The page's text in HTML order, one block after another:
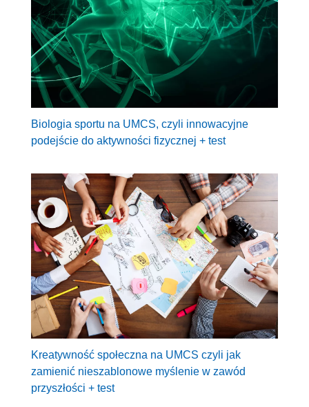
Biologia sportu na UMCS, czyli innowacyjne
podejście do aktywności fizycznej + test
Kreatywność społeczna na UMCS czyli jak
zamienić nieszablonowe myślenie w zawód
przyszłości + test